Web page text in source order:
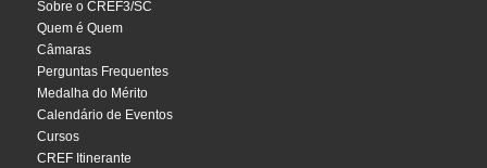
Sobre o CREF3/SC
Quem é Quem
Câmaras
Perguntas Frequentes
Medalha do Mérito
Calendário de Eventos
Cursos
CREF Itinerante